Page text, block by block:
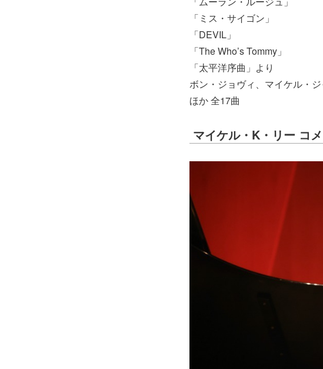
「ミス・サイゴン」
「DEVIL」
「The Who’s Tommy」
「太平洋序曲」より
ボン・ジョヴィ、マイケル・
ほか 全17曲
マイケル・K・リー コ